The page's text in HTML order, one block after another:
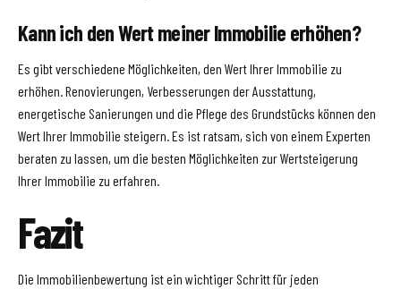
Kann ich den Wert meiner Immobilie erhöhen?
Es gibt verschiedene Möglichkeiten, den Wert Ihrer Immobilie zu
erhöhen. Renovierungen, Verbesserungen der Ausstattung,
energetische Sanierungen und die Pflege des Grundstücks können den
Wert Ihrer Immobilie steigern. Es ist ratsam, sich von einem Experten
beraten zu lassen, um die besten Möglichkeiten zur Wertsteigerung
Ihrer Immobilie zu erfahren.
Fazit
Die Immobilienbewertung ist ein wichtiger Schritt für jeden